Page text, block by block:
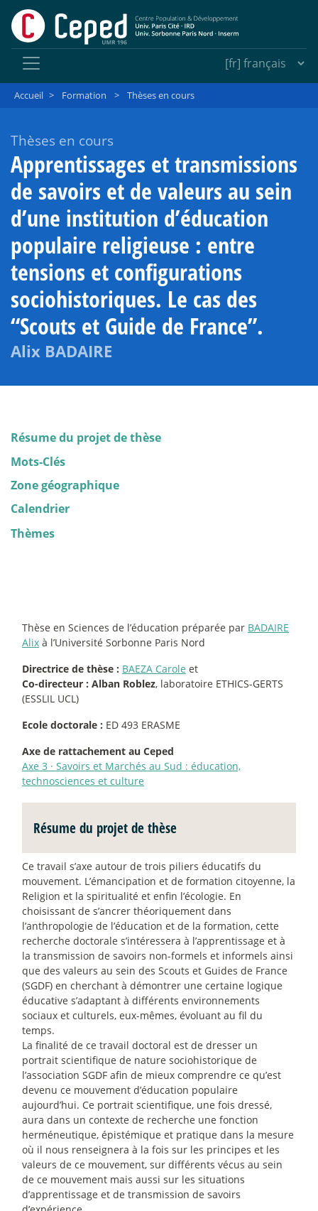
Accueil > Formation > Thèses en cours
Thèses en cours
Apprentissages et transmissions
de savoirs et de valeurs au sein
d’une institution d’éducation
populaire religieuse : entre
tensions et configurations
sociohistoriques. Le cas des
“Scouts et Guide de France”.
Alix BADAIRE
Résume du projet de thèse
Mots-Clés
Zone géographique
Calendrier
Thèmes
Thèse en Sciences de l’éducation préparée par BADAIRE
Alix à l’Université Sorbonne Paris Nord
Directrice de thèse : BAEZA Carole et
Co-directeur : Alban Roblez, laboratoire ETHICS-GERTS
(ESSLIL UCL)
Ecole doctorale : ED 493 ERASME
Axe de rattachement au Ceped
Axe 3 · Savoirs et Marchés au Sud : éducation,
technosciences et culture
Résume du projet de thèse
Ce travail s’axe autour de trois piliers éducatifs du
mouvement. L’émancipation et de formation citoyenne, la
Religion et la spiritualité et enfin l’écologie. En
choisissant de s’ancrer théoriquement dans
l’anthropologie de l’éducation et de la formation, cette
recherche doctorale s’intéressera à l’apprentissage et à
la transmission de savoirs non-formels et informels ainsi
que des valeurs au sein des Scouts et Guides de France
(SGDF) en cherchant à démontrer une certaine logique
éducative s’adaptant à différents environnements
sociaux et culturels, eux-mêmes, évoluant au fil du
temps.
La finalité de ce travail doctoral est de dresser un
portrait scientifique de nature sociohistorique de
l’association SGDF afin de mieux comprendre ce qu’est
devenu ce mouvement d’éducation populaire
aujourd’hui. Ce portrait scientifique, une fois dressé,
aura dans un contexte de recherche une fonction
herméneutique, épistémique et pratique dans la mesure
où il nous renseignera à la fois sur les principes et les
valeurs de ce mouvement, sur différents vécus au sein
de ce mouvement mais aussi sur les situations
d’apprentissage et de transmission de savoirs